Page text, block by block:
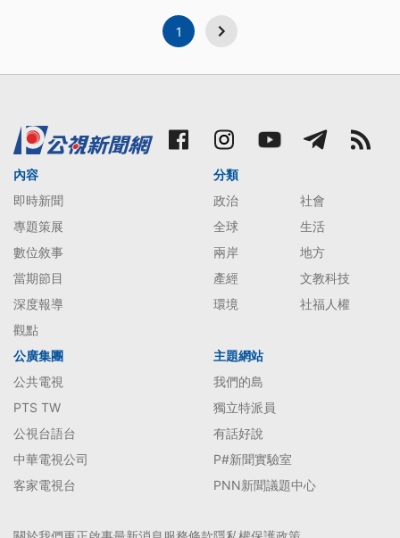
1
內容
即時新聞
專題策展
數位敘事
當期節目
深度報導
觀點
分類
政治
社會
全球
生活
兩岸
地方
產經
文教科技
環境
社福人權
公廣集團
公共電視
PTS TW
公視台語台
中華電視公司
客家電視台
主題網站
我們的島
獨立特派員
有話好說
P#新聞實驗室
PNN新聞議題中心